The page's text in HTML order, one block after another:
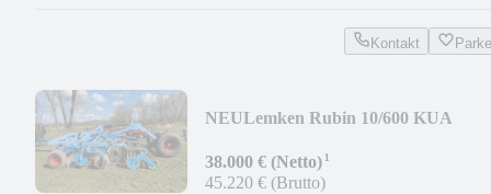
Kontakt
NEULemken Rubin 10/600 KUA
38.000 € (Netto)¹
45.220 € (Brutto)